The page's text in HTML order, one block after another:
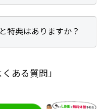
特典はありますか？
ある質問」